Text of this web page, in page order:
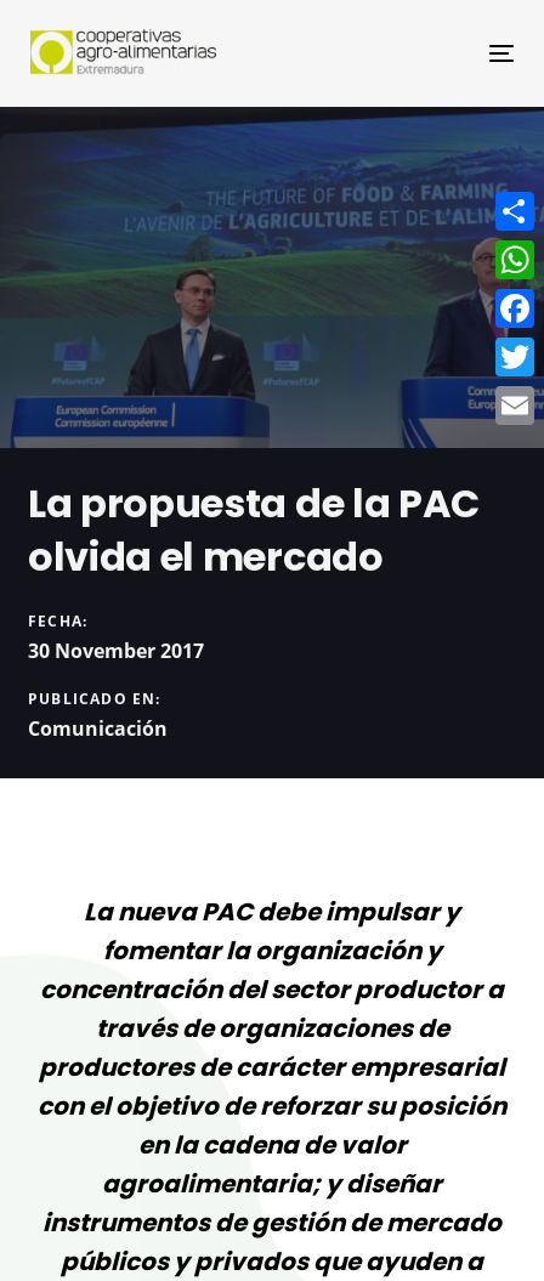
La propuesta de la PAC
olvida el mercado
FECHA:
30 November 2017
PUBLICADO EN:
Comunicación
La nueva PAC debe impulsar y
fomentar la organización y
concentración del sector productor a
través de organizaciones de
productores de carácter empresarial
con el objetivo de reforzar su posición
en la cadena de valor
agroalimentaria; y diseñar
instrumentos de gestión de mercado
públicos y privados que ayuden a
Email